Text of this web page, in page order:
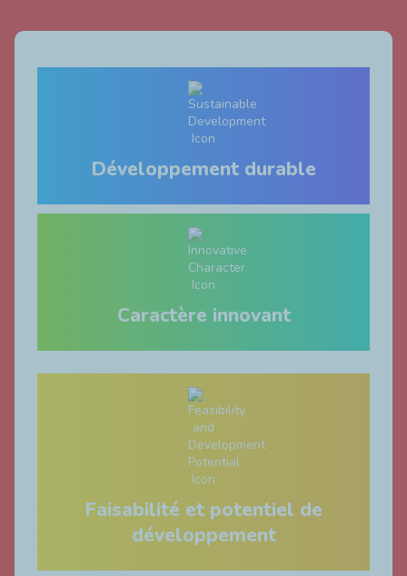
Développement durable
Caractère innovant
Faisabilité et potentiel de
développement